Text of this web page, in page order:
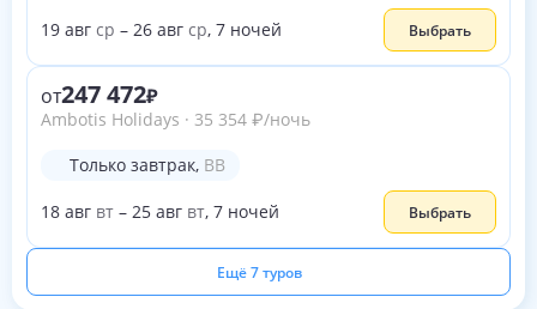
19 авг ср – 26 авг ср, 7 ночей Выбрать
от247 472
Ambotis Holidays · 35 354 ₽/ночь
Только завтрак, BB
18 авг вт – 25 авг вт, 7 ночей Выбрать
Ещё 7 туров